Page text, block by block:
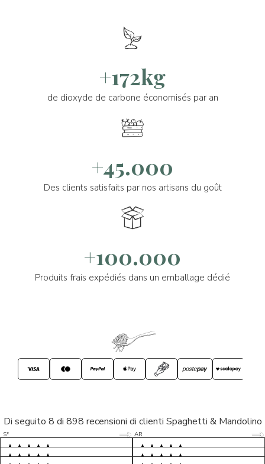
+172kg
de dioxyde de carbone économisés par an
+45.000
Des clients satisfaits par nos artisans du goût
+100.000
Produits frais expédiés dans un emballage dédié
Di seguito 8 di 898 recensioni di clienti Spaghetti & Mandolino
S* 5/5
LP 5/5
M* 5/5
AR 5/5
D* 5/5
S* 5/5